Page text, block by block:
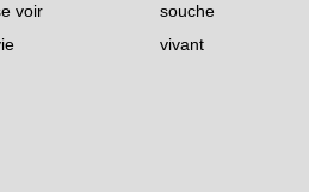
voir souche
vivant